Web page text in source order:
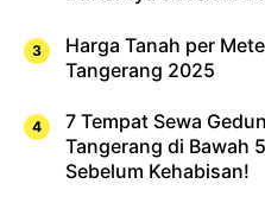
Harga Tanah per
Tangerang 2025
7 Tempat Sewa
Tangerang di Bawah
Sebelum Kehabisan!